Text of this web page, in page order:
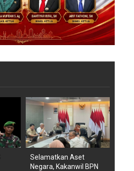
Selamatkan Aset
Negara, Kakanwil BPN